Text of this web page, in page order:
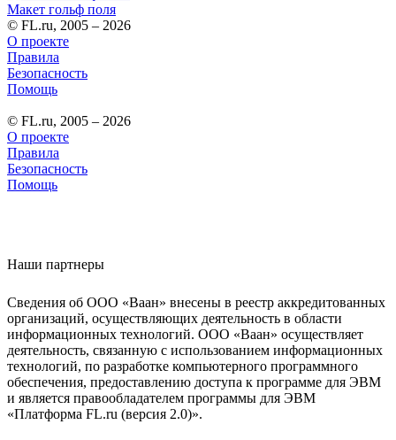
Макет гольф поля
© FL.ru, 2005 – 2026
О проекте
Правила
Безопасность
Помощь
© FL.ru, 2005 – 2026
О проекте
Правила
Безопасность
Помощь
Наши партнеры
Сведения об ООО «Ваан» внесены в реестр аккредитованных
организаций, осуществляющих деятельность в области
информационных технологий. ООО «Ваан» осуществляет
деятельность, связанную с использованием информационных
технологий, по разработке компьютерного программного
обеспечения, предоставлению доступа к программе для ЭВМ
и является правообладателем программы для ЭВМ
«Платформа FL.ru (версия 2.0)».